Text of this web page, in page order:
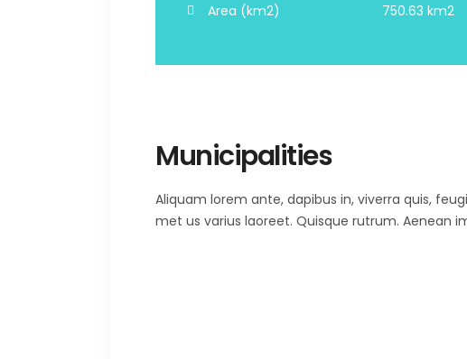
Area (km2) 750.63 km2
Municipalities
Aliquam lorem ante, dapibus in, viverra quis,
met us varius laoreet. Quisque rutrum. Aenean